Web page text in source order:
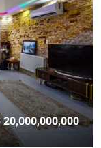
20,000,000,000 تومان